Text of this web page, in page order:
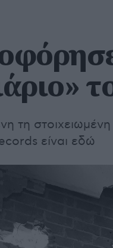
τη
είναι εδώ